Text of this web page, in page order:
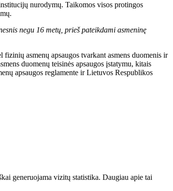
nurodymų. Taikomos visos protingos
negu 16 metų, prieš pateikdami asmeninę
asmenų apsaugos tvarkant asmens duomenis ir
duomenų teisinės apsaugos įstatymu, kitais
apsaugos reglamente ir Lietuvos Respublikos
generuojama vizitų statistika. Daugiau apie tai